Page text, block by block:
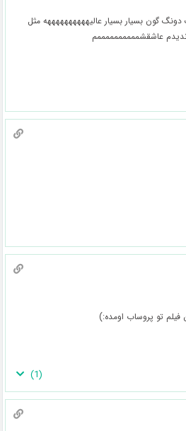
گون بسیار بسیار عالیههههههههههه مثل
عاشقشممممممممممم
تو پروساب اومده:)
(
1
)